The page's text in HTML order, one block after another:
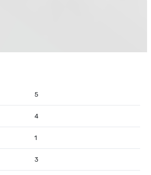
posibilitate de integrare a bateriilor –
si utilat.
unde fiecare detaliu susține un stil de viață
5
4
1
3